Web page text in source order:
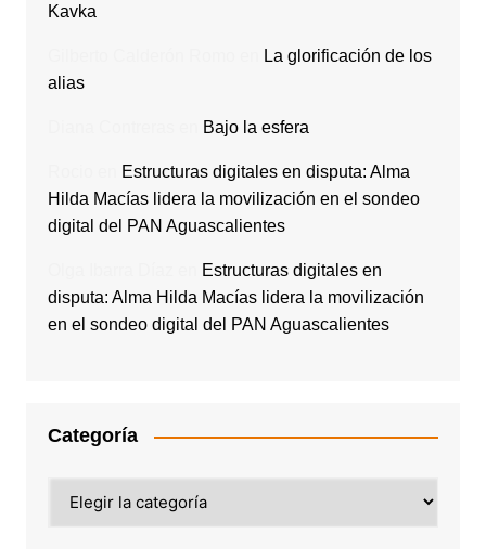
Kavka
La glorificación de los
alias
Bajo la esfera
Estructuras digitales en disputa: Alma
Hilda Macías lidera la movilización en el sondeo
digital del PAN Aguascalientes
Estructuras digitales en
disputa: Alma Hilda Macías lidera la movilización
en el sondeo digital del PAN Aguascalientes
Categoría